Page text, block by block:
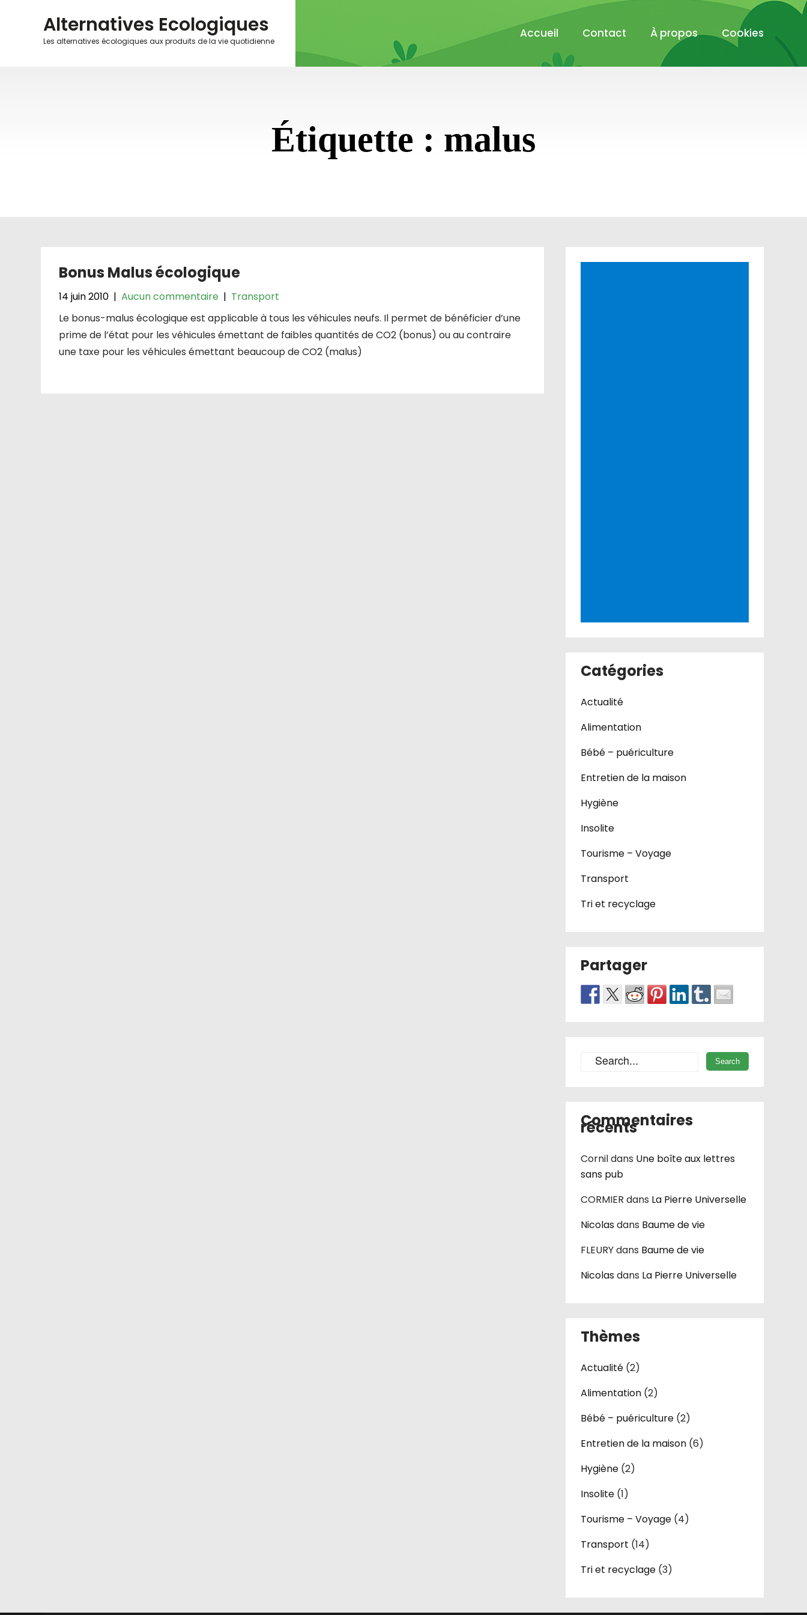
Alternatives Ecologiques
Les alternatives écologiques aux produits de la vie quotidienne
Accueil Contact À propos Cookies
Étiquette : malus
Bonus Malus écologique
14 juin 2010 | Aucun commentaire | Transport
Le bonus-malus écologique est applicable à tous les véhicules neufs. Il permet de bénéficier d’une
prime de l’état pour les véhicules émettant de faibles quantités de CO2 (bonus) ou au contraire
une taxe pour les véhicules émettant beaucoup de CO2 (malus)
Catégories
Actualité
Alimentation
Bébé – puériculture
Entretien de la maison
Hygiène
Insolite
Tourisme – Voyage
Transport
Tri et recyclage
Partager
Commentaires
récents
Cornildans Une boîte aux lettres
sans pub
CORMIER dans La Pierre Universelle
Nicolasdans Baume de vie
FLEURYdans Baume de vie
Nicolasdans La Pierre Universelle
Thèmes
Actualité (2)
Alimentation (2)
Bébé – puériculture (2)
Entretien de la maison (6)
Hygiène (2)
Insolite (1)
Tourisme – Voyage (4)
Transport (14)
Tri et recyclage (3)